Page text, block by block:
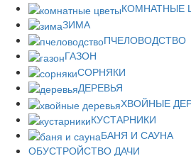
КОМНАТНЫЕ
ЗИМА
ПЧЕЛОВОДСТВО
ГАЗОН
СОРНЯКИ
ДЕРЕВЬЯ
ХВОЙНЫЕ
КУСТАРНИКИ
БАНЯ И САУНА
ОБУСТРОЙСТВО ДАЧИ